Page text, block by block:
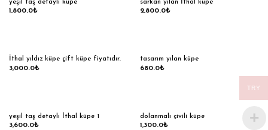
yeşil taş detaylı küpe
1,800.0₺
sarkan yılan İthal küpe
2,800.0₺
İthal yıldız küpe çift küpe fiyatıdır.
3,000.0₺
tasarım yılan küpe
680.0₺
yeşil taş detaylı İthal küpe 1
3,600.0₺
dolanmalı çivili küpe
1,300.0₺
TRY